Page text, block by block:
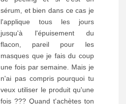
sérum, et bien dans ce cas je
l'applique tous les jours
jusqu'à l'épuisement du
flacon, pareil pour les
masques que je fais du coup
une fois par semaine. Mais je
n'ai pas compris pourquoi tu
veux utiliser le produit qu'une
fois ??? Quand t'achètes ton